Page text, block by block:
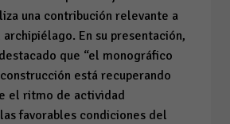
una contribución relevante a
En su presentación,
que “el monográfico
está recuperando
el ritmo de actividad
favorables condiciones del